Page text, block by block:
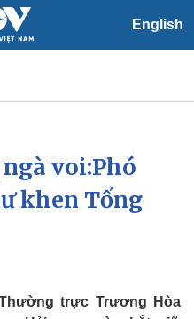
English
Xã hội
Tin 24h
Dự báo thời tiết
voi:Phó
khen Tổng
trực Trương Hòa